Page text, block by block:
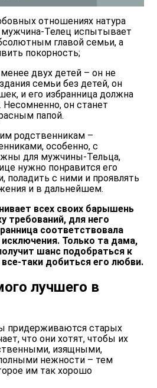
отношениях натура
мужчина-Телец испытывает
главой семьи, а
покорность;
двух детей – он не
семьи без детей, он
и его избранница должна
он станет
папой.
родственникам –
особенно, с
для мужчины-Тельца,
нужно понравится его
поладить с ними и проявлять
и в дальнейшем.
всех своих барышень
требований, для него
соответствовала
Только та дама,
шанс подобраться к
таки добиться его любви.
лучшего в
придерживаются старых
что они хотят, чтобы их
изящными,
нежности – тем
им так хорошо